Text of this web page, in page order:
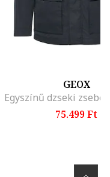
GEOX
75.499 Ft